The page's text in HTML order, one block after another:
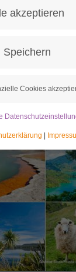
ja
akzeptieren
Speichern
Cookies